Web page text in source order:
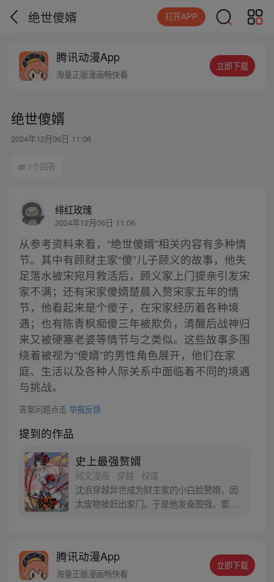
绝世傻婿 打开APP
腾讯动漫App
海量正版漫画畅快看
立即下载
绝世傻婿
2024年12月06日 11:06
1个回答
绯红玫瑰
2024年12月06日 11:06
从参考资料来看，“绝世傻婿”相关内容有多种情
节。其中有顾财主家“傻”儿子顾义的故事，他失
足落水被宋宛月救活后，顾义家上门提亲引发宋
家不满；还有宋家傻婿楚晨入赘宋家五年的情
节，他看起来是个傻子，在宋家经历着各种境
遇；也有陈青枫痴傻三年被欺负，清醒后战神归
来又被硬塞老婆等情节与之类似。这些故事多围
绕着被视为“傻婿”的男性角色展开，他们在家
庭、生活以及各种人际关系中面临着不同的境遇
与挑战。
答案问题点击 举报反馈
提到的作品
史上最强赘婿
阅文漫画 · 穿越 · 权谋
沈浪穿越异世成为财主家的小白脸赘婿，因
太废物被赶出家门。于是他发奋图强，要找
谁敢惹我就让我娘子打死你！（每周五、周
六更新）
腾讯动漫App
海量正版漫画畅快看
立即下载